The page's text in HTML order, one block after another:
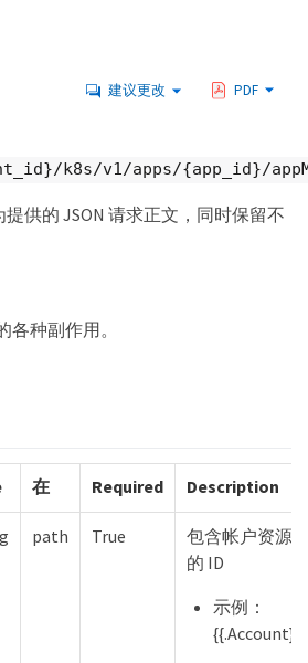
建议更改 PDF
k8s/v1/apps/{app_id}/
供的 JSON 请求正文，同时保留不
各种副作用。
在 Required Description
path True
包含帐户资源
的 ID
示例：
{{.Account}}